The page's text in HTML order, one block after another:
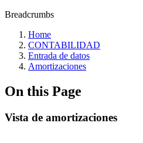
Breadcrumbs
Home
CONTABILIDAD
Entrada de datos
Amortizaciones
On this Page
Vista de amortizaciones